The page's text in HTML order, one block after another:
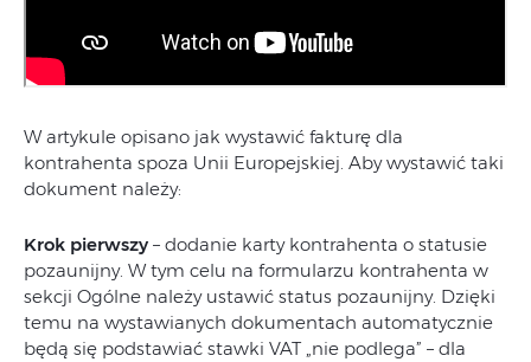
W artykule opisano jak wystawić fakturę dla
kontrahenta spoza Unii Europejskiej. Aby wystawić taki
dokument należy:
Krok pierwszy – dodanie karty kontrahenta o statusie
pozaunijny. W tym celu na formularzu kontrahenta w
sekcji Ogólne należy ustawić status pozaunijny. Dzięki
temu na wystawianych dokumentach automatycznie
będą się podstawiać stawki VAT „nie podlega” – dla